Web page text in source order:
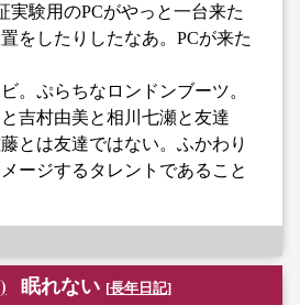
実験用のPCがやっと一台来た
をしたりしたなあ。PCが来た
。ぷらちなロンドンブーツ。
吉村由美と相川七瀬と友達
とは友達ではない。ふかわり
ージするタレントであること
眠れない [長年日記]